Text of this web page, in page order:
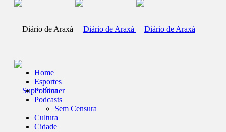
Home
Esportes
Política
Podcasts
Sem Censura
Cultura
Cidade